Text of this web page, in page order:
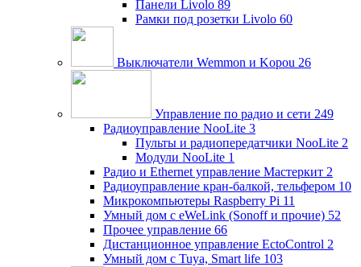
Панели Livolo 89
Рамки под розетки Livolo 60
Выключатели Wemmon и Kopou 26
Управление по радио и сети 249
Радиоуправление NooLite 3
Пульты и радиопередатчики NooLite 2
Модули NooLite 1
Радио и Ethernet управление Мастеркит 2
Радиоуправление кран-балкой, тельфером 10
Микрокомпьютеры Raspberry Pi 11
Умный дом c eWeLink (Sonoff и прочие) 52
Прочее управление 66
Дистанционное управление EctoControl 2
Умный дом с Tuya, Smart life 103